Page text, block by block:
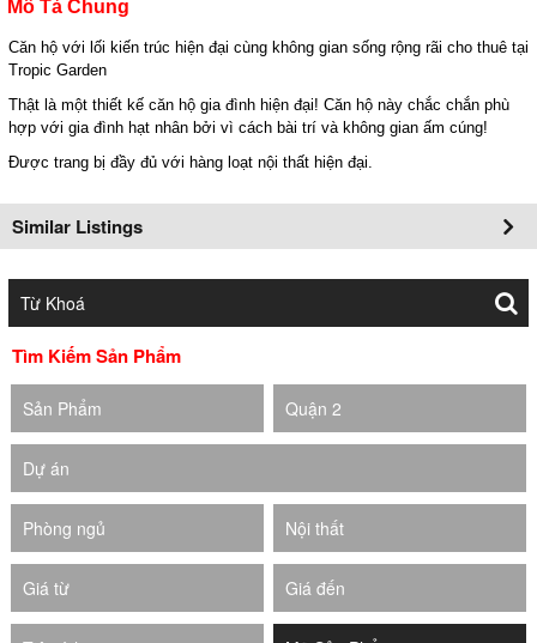
Mô Tả Chung
Căn hộ với lối kiến trúc hiện đại cùng không gian sống rộng rãi cho thuê tại
Tropic Garden
Thật là một thiết kế căn hộ gia đình hiện đại! Căn hộ này chắc chắn phù
hợp với gia đình hạt nhân bởi vì cách bài trí và không gian ấm cúng!
Được trang bị đầy đủ với hàng loạt nội thất hiện đại.
Similar Listings
Tìm Kiếm Sản Phẩm
Sản Phẩm Quận 2
Dự án
Phòng ngủ Nội thất
Giá từ Giá đến